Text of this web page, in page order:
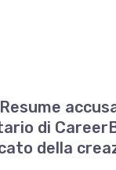
di
della